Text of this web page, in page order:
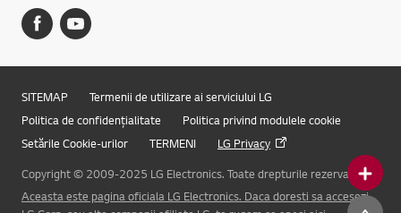
Online Chat
SITEMAP
Termenii de utilizare ai serviciului LG
Politica de confidențialitate
Politica privind modulele cookie
Setările Cookie-urilor
TERMENI
LG Privacy
Copyright © 2009-2025 LG Electronics. Toate drepturile rezervate.
Aceasta este pagina oficiala LG Electronics. Daca doresti sa accesezi